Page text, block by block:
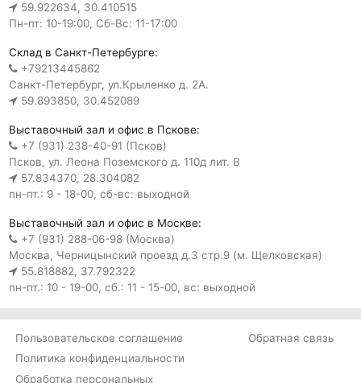
59.922634, 30.410515
Пн-пт: 10-19:00, Сб-Вс: 11-17:00
Склад в Санкт-Петербурге:
+79213445862
Санкт-Петербург, ул.Крыленко д. 2А.
59.893850, 30.452089
Выставочный зал и офис в Пскове:
+7 (931) 238-40-91 (Псков)
Псков, ул. Леона Поземского д. 110д лит. В
57.834370, 28.304082
пн-пт.: 9 - 18-00, сб-вс: выходной
Выставочный зал и офис в Москве:
+7 (931) 288-06-98 (Москва)
Москва, Черницынский проезд д.3 стр.9 (м. Щелковская)
55.818882, 37.792322
пн-пт.: 10 - 19-00, сб.: 11 - 15-00, вс: выходной
Пользовательское соглашение
Политика конфиденциальности
Обработка персональных
Обратная связь